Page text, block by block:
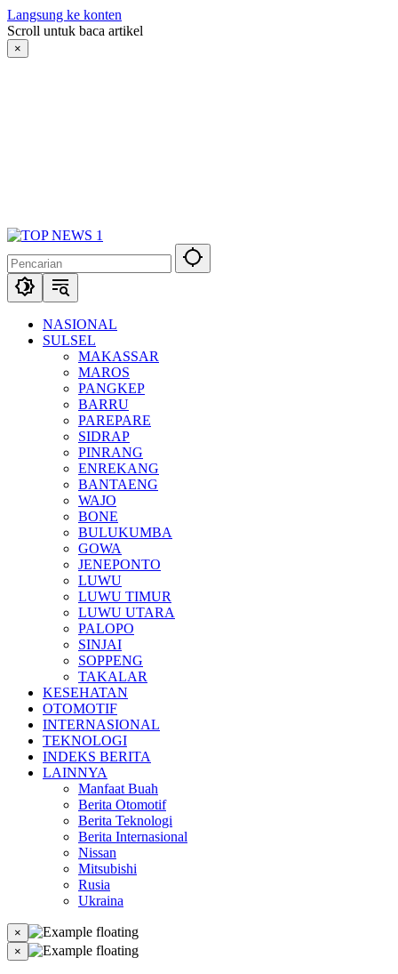
Langsung ke konten
Scroll untuk baca artikel
×
NASIONAL
SULSEL
MAKASSAR
MAROS
PANGKEP
BARRU
PAREPARE
SIDRAP
PINRANG
ENREKANG
BANTAENG
WAJO
BONE
BULUKUMBA
GOWA
JENEPONTO
LUWU
LUWU TIMUR
LUWU UTARA
PALOPO
SINJAI
SOPPENG
TAKALAR
KESEHATAN
OTOMOTIF
INTERNASIONAL
TEKNOLOGI
INDEKS BERITA
LAINNYA
Manfaat Buah
Berita Otomotif
Berita Teknologi
Berita Internasional
Nissan
Mitsubishi
Rusia
Ukraina
×
×